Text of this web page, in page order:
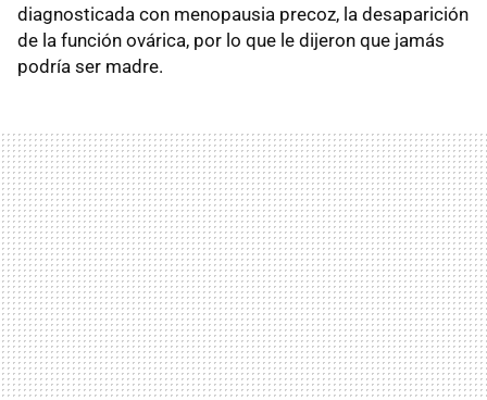
diagnosticada con menopausia precoz, la desaparición
de la función ovárica, por lo que le dijeron que jamás
podría ser madre.